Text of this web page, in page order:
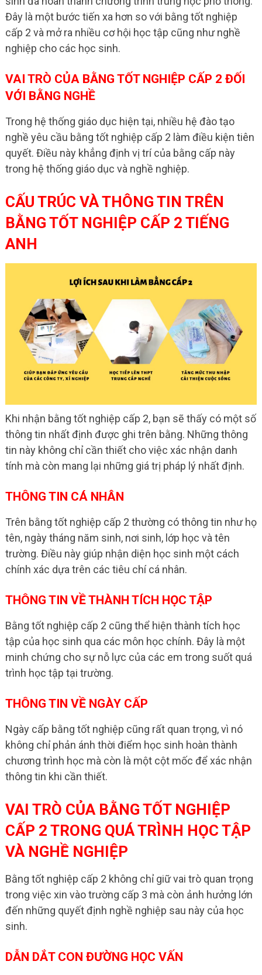
Đây là một bước tiến xa hơn so với bằng tốt nghiệp
cấp 2 và mở ra nhiều cơ hội học tập cũng như nghề
nghiệp cho các học sinh.
VAI TRÒ CỦA BẰNG TỐT NGHIỆP CẤP 2 ĐỐI
VỚI BẰNG NGHỀ
Trong hệ thống giáo dục hiện tại, nhiều hệ đào tạo
nghề yêu cầu bằng tốt nghiệp cấp 2 làm điều kiện tiên
quyết. Điều này khẳng định vị trí của bằng cấp này
trong hệ thống giáo dục và nghề nghiệp.
CẤU TRÚC VÀ THÔNG TIN TRÊN
BẰNG TỐT NGHIỆP CẤP 2 TIẾNG
ANH
Khi nhận bằng tốt nghiệp cấp 2, bạn sẽ thấy có một số
thông tin nhất định được ghi trên bằng. Những thông
tin này không chỉ cần thiết cho việc xác nhận danh
tính mà còn mang lại những giá trị pháp lý nhất định.
THÔNG TIN CÁ NHÂN
Trên bằng tốt nghiệp cấp 2 thường có thông tin như họ
tên, ngày tháng năm sinh, nơi sinh, lớp học và tên
trường. Điều này giúp nhận diện học sinh một cách
chính xác dựa trên các tiêu chí cá nhân.
THÔNG TIN VỀ THÀNH TÍCH HỌC TẬP
Bằng tốt nghiệp cấp 2 cũng thể hiện thành tích học
tập của học sinh qua các môn học chính. Đây là một
minh chứng cho sự nỗ lực của các em trong suốt quá
trình học tập tại trường.
THÔNG TIN VỀ NGÀY CẤP
Ngày cấp bằng tốt nghiệp cũng rất quan trọng, vì nó
không chỉ phản ánh thời điểm học sinh hoàn thành
chương trình học mà còn là một cột mốc để xác nhận
thông tin khi cần thiết.
VAI TRÒ CỦA BẰNG TỐT NGHIỆP
CẤP 2 TRONG QUÁ TRÌNH HỌC TẬP
VÀ NGHỀ NGHIỆP
Bằng tốt nghiệp cấp 2 không chỉ giữ vai trò quan trọng
trong việc xin vào trường cấp 3 mà còn ảnh hưởng lớn
đến những quyết định nghề nghiệp sau này của học
sinh.
DẪN DẮT CON ĐƯỜNG HỌC VẤN